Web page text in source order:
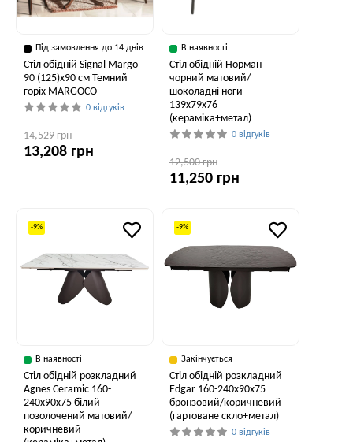
Під замовлення до 14 днів
Стіл обідній Signal Margo
90 (125)x90 см Темний
горіх MARGOCO
0 відгуків
14,529 грн
13,208 грн
В наявності
Стіл обідній Норман
чорний матовий/
шоколадні ноги
139x79x76
(кераміка+метал)
0 відгуків
12,500 грн
11,250 грн
-9%
В наявності
Стіл обідній розкладний
Agnes Ceramic 160-
240x90x75 білий
позолочений матовий/
коричневий
-9%
Закінчується
Стіл обідній розкладний
Edgar 160-240x90x75
бронзовий/коричневий
(гартоване скло+метал)
0 відгуків